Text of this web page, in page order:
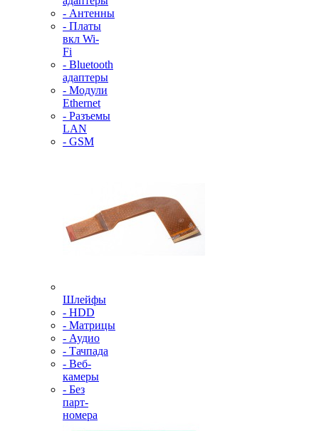
- Антенны
- Платы
вкл Wi-
Fi
- Bluetooth
адаптеры
- Модули
Ethernet
- Разъемы
LAN
- GSM
Шлейфы
- HDD
- Матрицы
- Аудио
- Тачпада
- Веб-
камеры
- Без
парт-
номера